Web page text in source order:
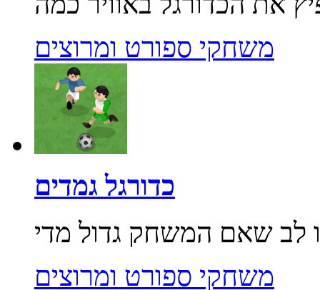
משחקי ספורט ומרוצים
כדורגל גמדים
משחקי ספורט ומרוצים